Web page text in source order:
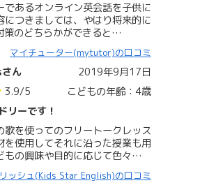
であるオンライン英会話を子供に
につきましては、やはり将来的に
策のどちらかができると…
マイチューター(mytutor)の口コミ
ん
2019年9月17日
こどもの年齢：4歳
3.9/5
リーです！
歌を使ってのフリートークレッス
を使用してそれに沿った授業も用
もの興味や目的に応じて色々…
ッシュ(Kids Star English)の口コミ